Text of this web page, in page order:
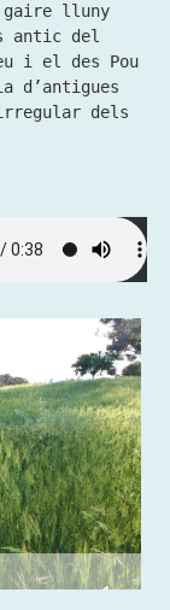
gaire lluny
antic del
i el des Pou
d’antigues
dels